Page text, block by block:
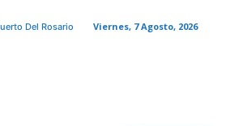
Del Rosario Viernes, 7 Agosto, 2026